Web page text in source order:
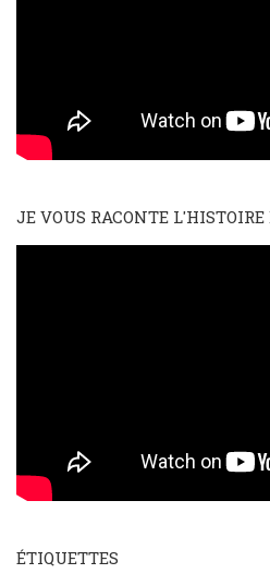
JE VOUS RACONTE L'HISTOIRE
ÉTIQUETTES